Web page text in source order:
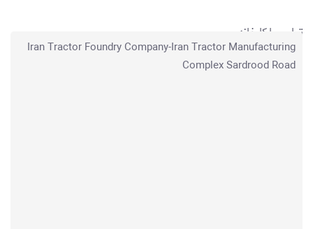
تماس با کارخانه
جهت ارتباط با شرکت ریخته‌گری از اطلاعات ذیل استفاده فرمایید.
Iran Tractor Foundry Company-Iran Tractor Manufacturing
Complex Sardrood Road